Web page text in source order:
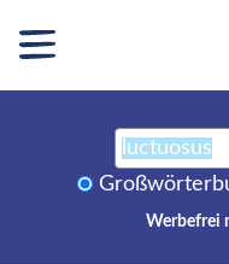
Werbefrei